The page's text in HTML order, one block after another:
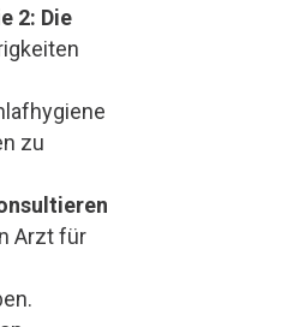
2: Die
zu
Arzt für